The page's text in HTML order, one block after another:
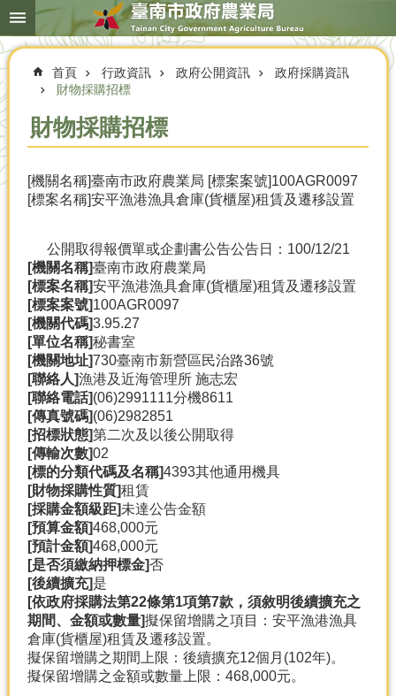
跳到主要內容區塊
搜
尋
進
行
資
訊
首頁 行政資訊 政府公開資訊
政府採購資訊
財物採購招標
財物採購招標
[機關名稱]臺南市政府農業局 [標案案號]100AGR0097
[標案名稱]安平漁港漁具倉庫(貨櫃屋)租賃及遷移設置
公開取得報價單或企劃書公告公告日：100/12/21
[機關名稱]臺南市政府農業局
[標案名稱]安平漁港漁具倉庫(貨櫃屋)租賃及遷移設置
[標案案號]100AGR0097
[機關代碼]3.95.27
[單位名稱]秘書室
[機關地址]730臺南市新營區民治路36號
[聯絡人]漁港及近海管理所 施志宏
[聯絡電話](06)2991111分機8611
[傳真號碼](06)2982851
[招標狀態]第二次及以後公開取得
[傳輸次數]02
[標的分類代碼及名稱]4393其他通用機具
[財物採購性質]租賃
[採購金額級距]未達公告金額
[預算金額]468,000元
[預計金額]468,000元
[是否須繳納押標金]否
[後續擴充]是
[依政府採購法第22條第1項第7款，須敘明後續擴充之
期間、金額或數量]擬保留增購之項目：安平漁港漁具
倉庫(貨櫃屋)租賃及遷移設置。
擬保留增購之期間上限：後續擴充12個月(102年)。
擬保留增購之金額或數量上限：468,000元。